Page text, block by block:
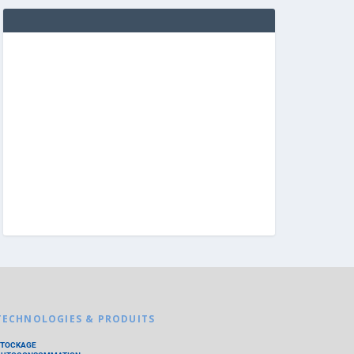
& PRODUITS